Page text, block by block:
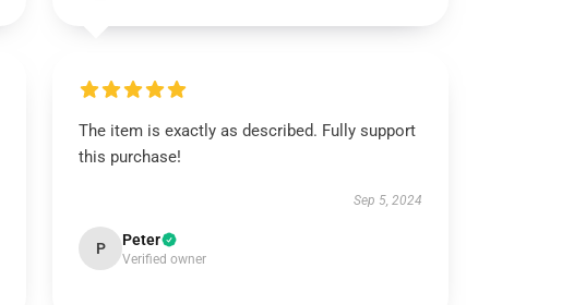
The item is exactly as described. Fully support
this purchase!
Sep 5, 2024
P Peter
Verified owner